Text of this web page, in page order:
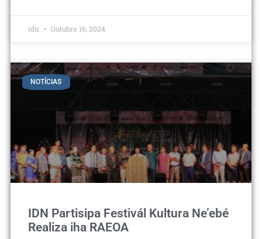
idn Outubro 16, 2024
NOTÍCIAS
IDN Partisipa Festivál Kultura Ne’ebé
Realiza iha RAEOA